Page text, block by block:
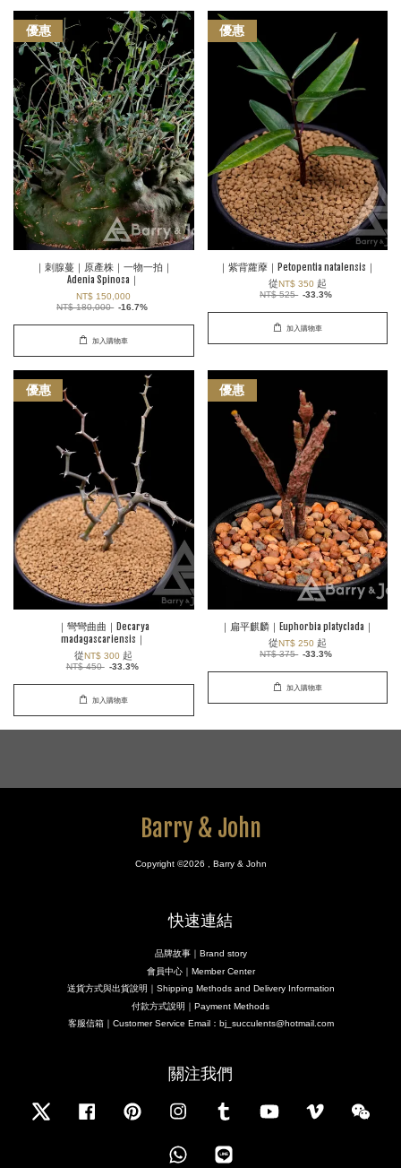
優惠
｜刺腺蔓｜原產株｜一物一拍｜
Adenia Spinosa｜
NT$ 150,000
NT$ 180,000 -16.7%
加入購物車
優惠
｜紫背蘿藦｜Petopentia natalensis｜
從NT$ 350 起
NT$ 525 -33.3%
加入購物車
優惠
｜彎彎曲曲｜Decarya
madagascariensis｜
從NT$ 300起
NT$ 450 -33.3%
加入購物車
優惠
｜扁平麒麟｜Euphorbia platyclada｜
從NT$ 250 起
NT$ 375 -33.3%
加入購物車
Barry & John
Copyright ©2026 , Barry & John
快速連結
品牌故事｜Brand story
會員中心｜Member Center
送貨方式與出貨說明｜Shipping Methods and Delivery Information
付款方式說明｜Payment Methods
客服信箱｜Customer Service Email：bj_succulents@hotmail.com
關注我們
Twitter Facebook Pinterest Instagram Tumblr YouTube Vimeo
Whatsapp